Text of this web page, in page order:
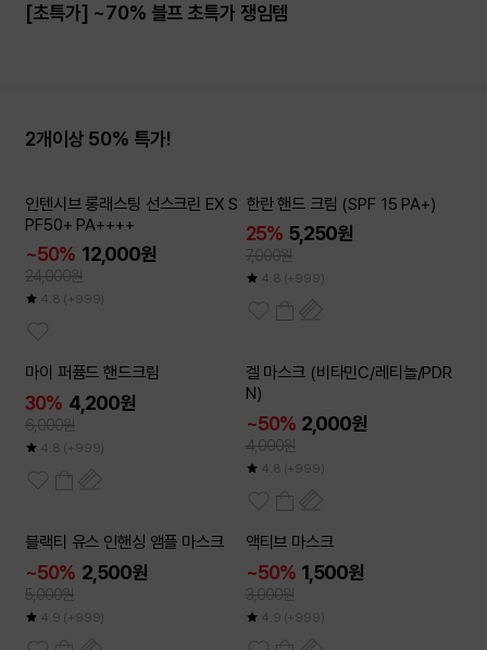
[초특가] ~70% 블프 초특가 쟁임템
2개이상 50% 특가!
~50%
인텐시브 롱래스팅 선스크린 EX S
PF50+ PA++++
~50% 12,000원
24,000원
4.8 (+999)
한란 핸드 크림 (SPF 15 PA+)
25% 5,250원
7,000원
4.8 (+999)
마이 퍼퓸드 핸드크림
30% 4,200원
6,000원
4.8 (+999)
~50 %
겔 마스크 (비타민C/레티놀/PDR
N)
~50% 2,000원
4,000원
4.8 (+999)
~50%
블랙티 유스 인핸싱 앰플 마스크
~50% 2,500원
5,000원
4.9 (+999)
액티브 마스크
~50% 1,500원
3,000원
4.9 (+999)